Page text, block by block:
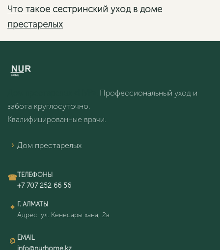
Что такое сестринский уход в доме
престарелых
Профессиональный уход и
забота круглосуточно.
Квалифицированные врачи.
Дом престарелых
ТЕЛЕФОНЫ
Г. АЛМАТЫ
Адрес: ул. Кенесары хана, 2в
EMAIL